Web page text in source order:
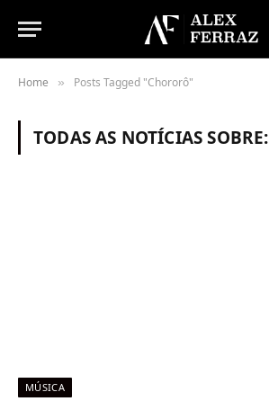
Home » Posts Tagged "Chororô"
TODAS AS NOTÍCIAS SOBRE:
MÚSICA